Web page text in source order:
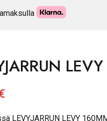
LEVYJARRUN LEVY